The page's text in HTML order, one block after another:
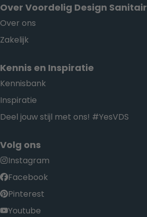
Over Voordelig Design Sanitair
Over ons
Zakelijk
Kennis en Inspiratie
Kennisbank
Inspiratie
Deel jouw stijl met ons! #YesVDS
Volg ons
Instagram
Facebook
Pinterest
Youtube